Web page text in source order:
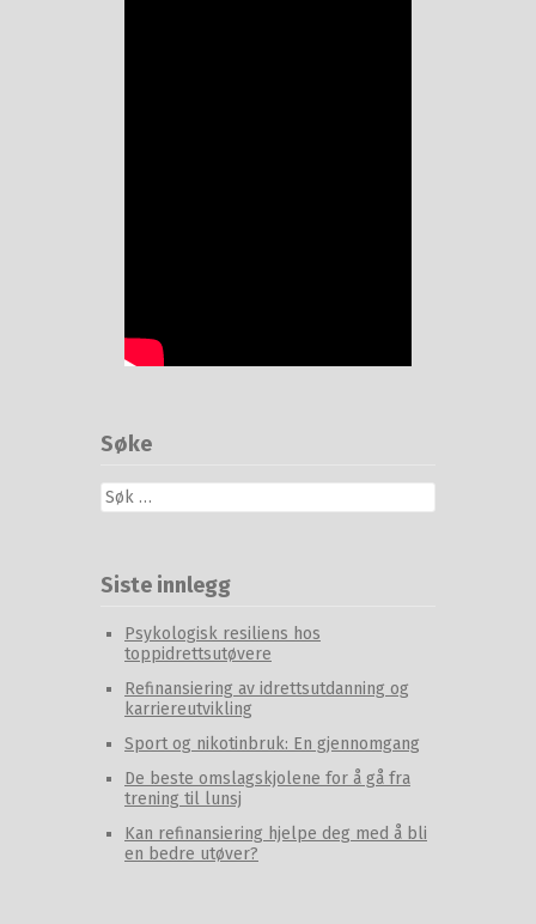
Søke
Leit
etter:
Siste innlegg
Psykologisk resiliens hos
toppidrettsutøvere
Refinansiering av idrettsutdanning og
karriereutvikling
Sport og nikotinbruk: En gjennomgang
De beste omslagskjolene for å gå fra
trening til lunsj
Kan refinansiering hjelpe deg med å bli
en bedre utøver?